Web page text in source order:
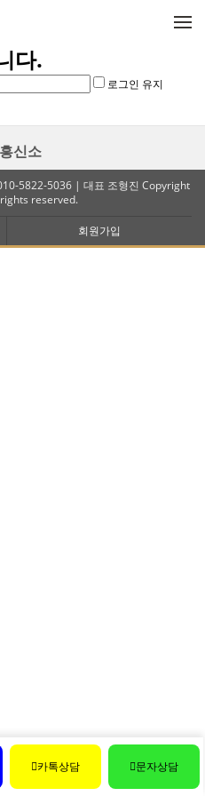
다.
로그인 유지
신소
5822-5036 | 대표 조형진 Copyright
reserved.
회원가입
카톡상담 문자상담